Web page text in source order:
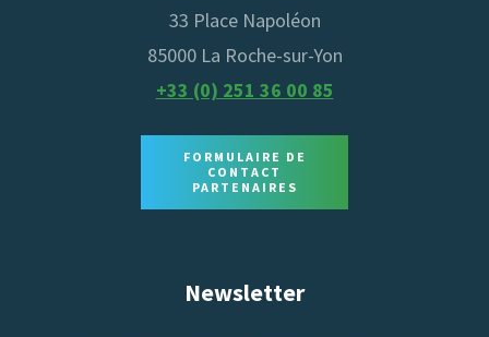
33 Place Napoléon
85000 La Roche-sur-Yon
+33 (0) 251 36 00 85
FORMULAIRE DE
CONTACT
PARTENAIRES
Newsletter